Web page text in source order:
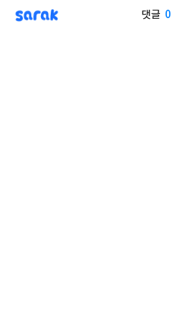
sarak 댓글 0